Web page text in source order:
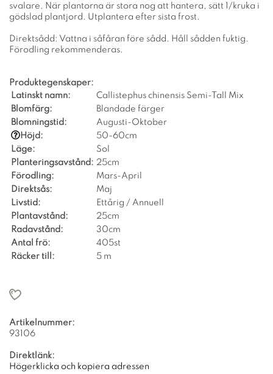
svalare. När plantorna är stora nog att hantera, sätt 1/kruka i
gödslad plantjord. Utplantera efter sista frost.
Direktsådd: Vattna i såfåran före sådd. Håll sådden fuktig.
Förodling rekommenderas.
Produktegenskaper:
Latinskt namn:
Callistephus chinensis Semi-Tall Mix
Blomfärg:
Blandade färger
Blomningstid:
Augusti-Oktober
Höjd:
50-60cm
Läge:
Sol
Planteringsavstånd: 25cm
Förodling:
Mars-April
Direktsås:
Maj
Livstid:
Ettårig / Annuell
Plantavstånd:
25cm
Radavstånd:
30cm
Antal frö:
405st
Räcker till:
5 m
Artikelnummer:
93106
Direktlänk:
Högerklicka och kopiera adressen